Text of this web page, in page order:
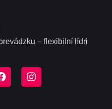
– flexibilní lídri